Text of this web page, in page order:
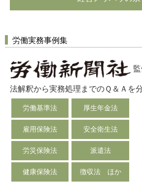
労働実務事例集
法解釈から実務処理までのＱ＆Ａを
労働基準法 厚生年金法
雇用保険法 安全衛生法
労災保険法 派遣法
健康保険法 徴収法 ほか